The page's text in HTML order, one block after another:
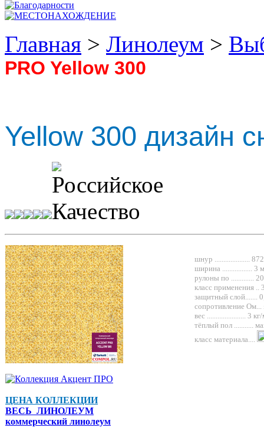
Главная > Линолеум >
PRO Yellow 300
Yellow 300 дизайн
ЦЕНА КОЛЛЕКЦИИ
ВЕСЬ ЛИНОЛЕУМ
коммерческий линолеум
шнур ....................
ширина ................. 3
рулоны по ............. 2
класс применения ..
защитный слой.......
сопротивление Ом...
вес ...................... 3
тёплый пол ...........
класс материала....